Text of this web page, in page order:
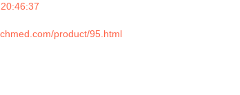
product/95.html